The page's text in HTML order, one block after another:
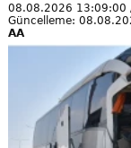
08.08.2026 13:09:00
Güncelleme:
AA